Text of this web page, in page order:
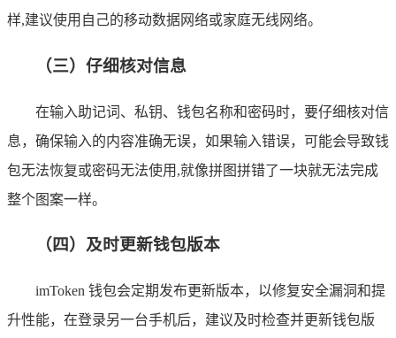
样,建议使用自己的移动数据网络或家庭无线网络。
（三）仔细核对信息
在输入助记词、私钥、钱包名称和密码时，要仔细核对信
息，确保输入的内容准确无误，如果输入错误，可能会导致钱
包无法恢复或密码无法使用,就像拼图拼错了一块就无法完成
整个图案一样。
（四）及时更新钱包版本
imToken 钱包会定期发布更新版本，以修复安全漏洞和提
升性能，在登录另一台手机后，建议及时检查并更新钱包版